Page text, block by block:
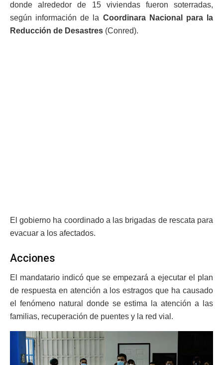
donde alrededor de 15 viviendas fueron soterradas,
según información de la Coordinara Nacional para la
Reducción de Desastres (Conred).
El gobierno ha coordinado a las brigadas de rescata para
evacuar a los afectados.
Acciones
El mandatario indicó que se empezará a ejecutar el plan
de respuesta en atención a los estragos que ha causado
el fenómeno natural donde se estima la atención a las
familias, recuperación de puentes y la red vial.